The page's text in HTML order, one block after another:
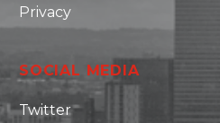
Privacy
SOCIAL MEDIA
Twitter